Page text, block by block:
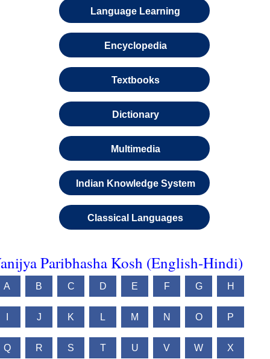
Language Learning
Encyclopedia
Textbooks
Dictionary
Multimedia
Indian Knowledge System
Classical Languages
Paribhasha Kosh (English-Hindi)
A B C D E F G H
J K L M N O P
Q R S T U V W X